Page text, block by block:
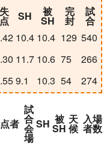
失
点 SH 被
SH
完
封
試
合
10.4 10.4 129 540
11.7 10.6 75
266
9.1 10.3 54
274
者
試
合
会
場
SH 被
SH
天
候
入場
者数